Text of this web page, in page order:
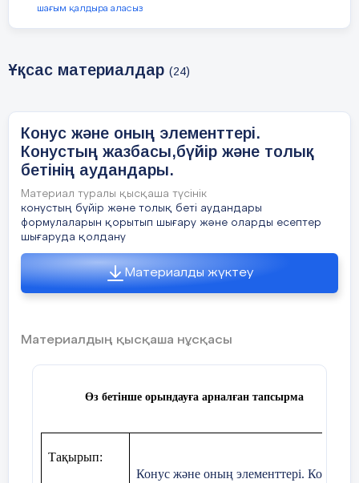
Конустың жазбасын көрсету.
Конустың жазбасын салу.
Әр оқушыға конусқа
шағым қалдыра аласыз
Ұқсас материалдар (24)
Конус және оның элементтері.
Конустың жазбасы,бүйір және толық
бетінің аудандары.
Материал туралы қысқаша түсінік
конустың бүйір және толық беті аудандары
формулаларын қорытып шығару және оларды есептер
шығаруда қолдану
Материалды жүктеу
Материалдың қысқаша нұсқасы
Өз бетінше орындауға арналған тапсырма
Тақырып:
Конус және оның элементтері.